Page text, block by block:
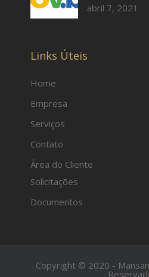
abril 7, 2021
Links Úteis
Home
Empresa
Serviços
Contato
Área do Cliente
Solicitações
Documentos
Copyright © 2020 -